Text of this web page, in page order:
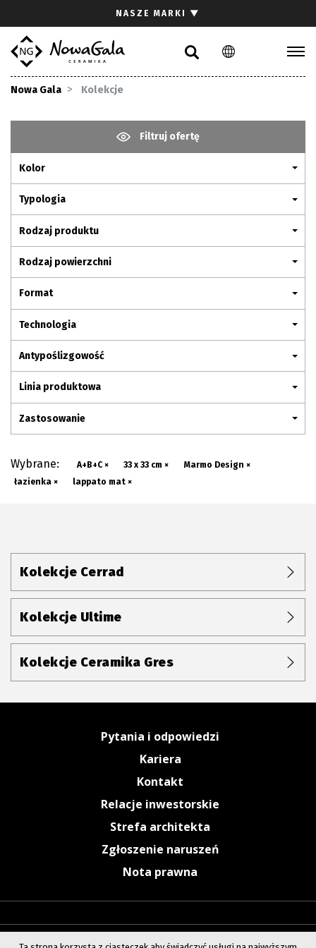
PL EN
NASZE MARKI ▼
Nowa Gala Kolekcje
Filtruj ofertę
Kolor
Typologia
Rodzaj produktu
Rodzaj powierzchni
Format
Technologia
Antypoślizgowość
Linia produktowa
Zastosowanie
Wybrane: A+B+C × 33 x 33 cm ×
Marmo Design ×
łazienka ×
lappato mat ×
Kolekcje Cerrad
Kolekcje Ultime
Kolekcje Ceramika Gres
Pytania i odpowiedzi
Kariera
Kontakt
Relacje inwestorskie
Strefa architekta
Zgłoszenie naruszeń
Nota prawna
Gdzie kupić
Pliki do pobrania
Pytania i odpowiedzi
Kariera
Kontakt
Komunikacja z akcjonariuszami